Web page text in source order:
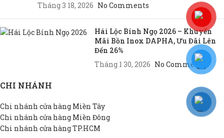
Tháng 3 18, 2026 No Comments
Hái Lộc Bính Ngọ 2026 – Khuyến
Mãi Bồn Inox DAPHA, Ưu Đãi Lên
Đến 26%
Tháng 1 30, 2026 No Comments
CHI NHÁNH
Chi nhánh cửa hàng Miền Tây
Chi nhánh cửa hàng Miền Đông
Chi nhánh cửa hàng TP.HCM